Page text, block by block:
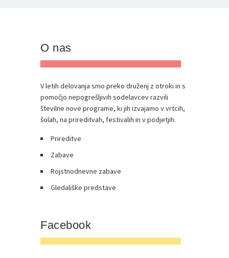
O nas
V letih delovanja smo preko druženj z otroki in s
pomočjo nepogrešljivih sodelavcev razvili
številne nove programe, ki jih izvajamo v vrtcih,
šolah, na prireditvah, festivalih in v podjetjih.
Prireditve
Zabave
Rojstnodnevne zabave
Gledališke predstave
Facebook